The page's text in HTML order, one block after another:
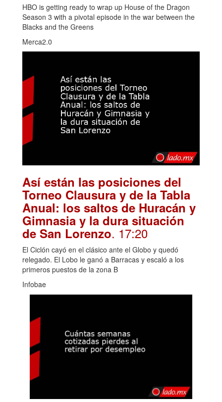
HBO is getting ready to wrap up House of the Dragon
Season 3 with a pivotal episode in the war between the
Blacks and the Greens
Merca2.0
Así están las posiciones del
Torneo Clausura y de la Tabla
Anual: los saltos de Huracán y
Gimnasia y la dura situación
de San Lorenzo. 17:20
El Ciclón cayó en el clásico ante el Globo y quedó
relegado. El Lobo le ganó a Barracas y escaló a los
primeros puestos de la zona B
Infobae